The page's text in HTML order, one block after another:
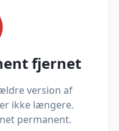
fjernet
version af
ikke længere.
permanent.